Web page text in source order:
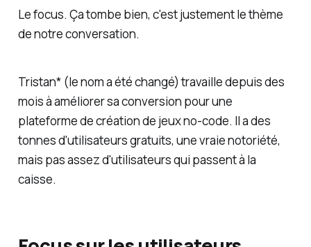
Le focus. Ça tombe bien, c'est justement le thème
de notre conversation.
Tristan* (le nom a été changé) travaille depuis des
mois à améliorer sa conversion pour une
plateforme de création de jeux no-code. Il a des
tonnes d'utilisateurs gratuits, une vraie notoriété,
mais pas assez d'utilisateurs qui passent à la
caisse.